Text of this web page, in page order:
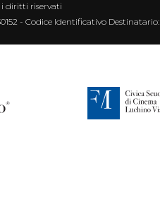
diritti riservati
- Codice Identificativo Destinatario: